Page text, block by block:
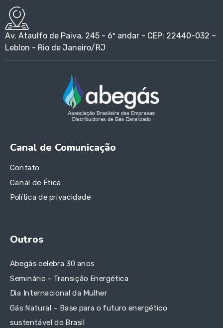
Av. Ataulfo de Paiva, 245 - 6º andar - CEP: 22440-032 –
Leblon - Rio de Janeiro/RJ
Canal de Comunicação
Contato
Canal de Ética
Política de privacidade
Outros
Abegás celebra 30 anos
Seminário – Transição Energética
Dia Internacional da Mulher
Gás Natural – Base para o futuro energético
sustentável do Brasil